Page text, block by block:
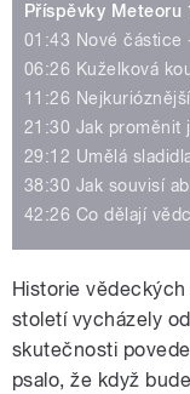
Příspěvky Meteoru
01:43 Nové částice
06:26 Kuželková
11:26
21:30 Jak proměnit
29:12 Umělá
38:30 Jak souvisí
42:26 Co dělají
Historie
století vycházely
skutečnosti
psalo, že když